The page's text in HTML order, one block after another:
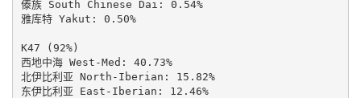
傣族 South Chinese Dai: 0.54%
雅库特 Yakut: 0.50%
K47 (92%)
西地中海 West-Med: 40.73%
北伊比利亚 North-Iberian: 15.82%
东伊比利亚 East-Iberian: 12.46%